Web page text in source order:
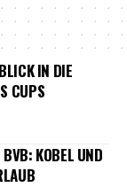
IN DIE
CUPS
KOBEL UND